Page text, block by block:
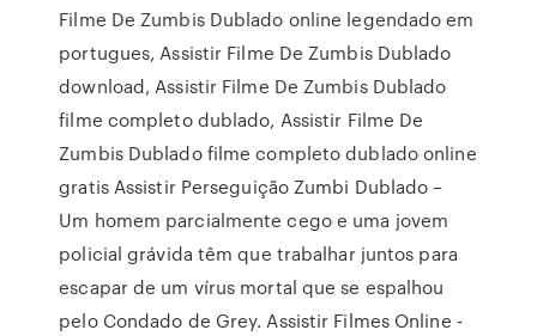
Filme De Zumbis Dublado online legendado em
portugues, Assistir Filme De Zumbis Dublado
download, Assistir Filme De Zumbis Dublado
filme completo dublado, Assistir Filme De
Zumbis Dublado filme completo dublado online
gratis Assistir Perseguição Zumbi Dublado –
Um homem parcialmente cego e uma jovem
policial grávida têm que trabalhar juntos para
escapar de um vírus mortal que se espalhou
pelo Condado de Grey. Assistir Filmes Online -